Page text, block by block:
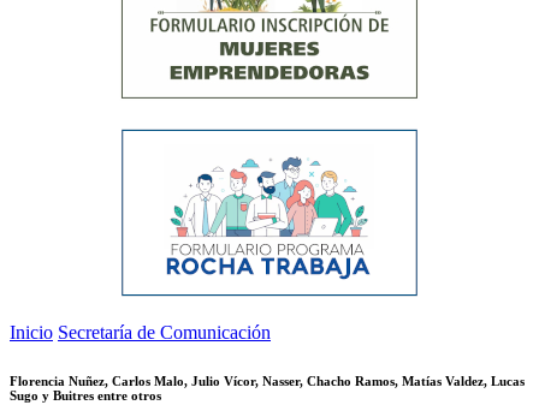
Inicio Secretaría de Comunicación
Florencia Nuñez, Carlos Malo, Julio Vícor, Nasser, Chacho Ramos, Matías Valdez, Lucas
Sugo y Buitres entre otros